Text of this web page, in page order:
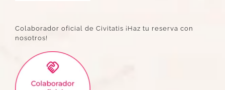
Colaborador oficial de Civitatis ¡Haz tu reserva con
nosotros!